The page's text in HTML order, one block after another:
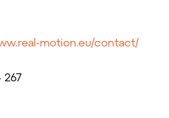
motion.eu/contact/
267